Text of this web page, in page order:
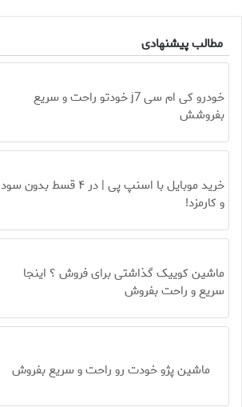
مطالب پیشنهادی
خودرو کی ام سی j7 خودتو راحت و سریع
بفروشش
خرید موبایل با اسنپ پی | در ۴ قسط بدون سود
و کارمزد!
ماشین کوییک گذاشتی برای فروش ؟ اینجا
سریع و راحت بفروش
ماشین پژو خودت رو راحت و سریع بفروش